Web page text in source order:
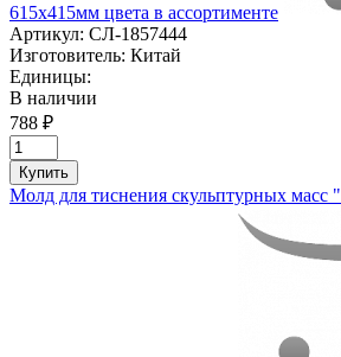
615х415мм цвета в ассортименте
Артикул: СЛ-1857444
Изготовитель: Китай
Единицы:
В наличии
788 ₽
Купить
Молд для тиснения скульптурных масс